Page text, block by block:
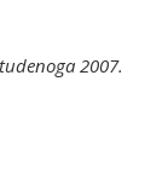
2007.